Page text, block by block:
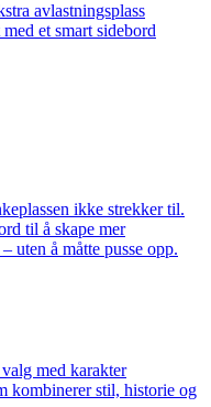
avlastningsplass
et smart sidebord
ikke strekker til.
til å skape mer
uten å måtte pusse opp.
med karakter
kombinerer stil, historie og